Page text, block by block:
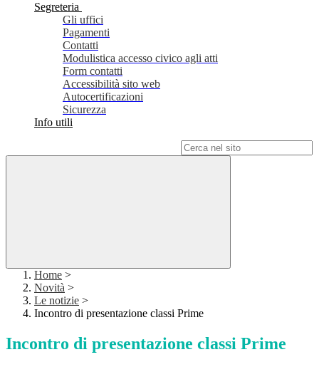
Segreteria
Gli uffici
Pagamenti
Contatti
Modulistica accesso civico agli atti
Form contatti
Accessibilità sito web
Autocertificazioni
Sicurezza
Info utili
Home >
Novità >
Le notizie >
Incontro di presentazione classi Prime
Incontro di presentazione classi Prime